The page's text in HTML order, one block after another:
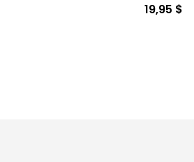
19,95 $